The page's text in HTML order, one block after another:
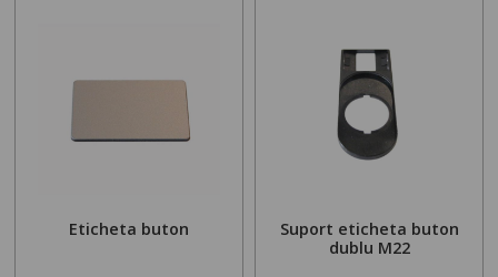
Eticheta buton
Suport eticheta buton
dublu M22